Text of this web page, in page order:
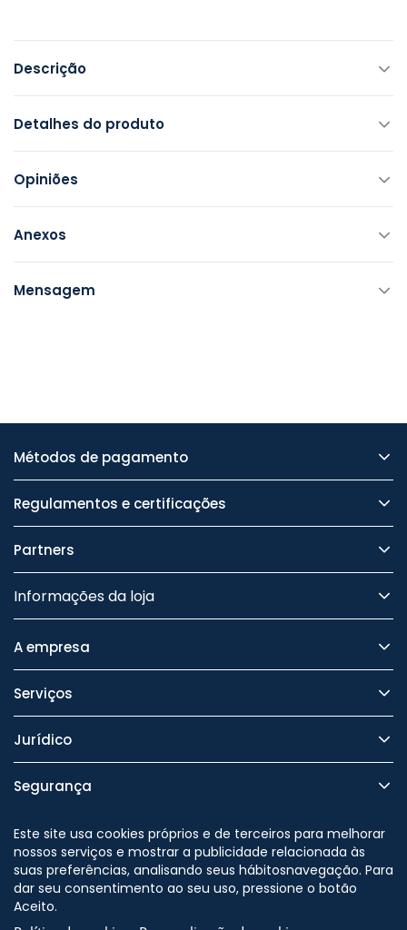
Descrição
Detalhes do produto
Opiniões
Anexos
Mensagem
Métodos de pagamento
Regulamentos e certificações
Partners
Informações da loja
A empresa
Serviços
Jurídico
Segurança
Este site usa cookies próprios e de terceiros para melhorar
nossos serviços e mostrar a publicidade relacionada às
suas preferências, analisando seus hábitosnavegação. Para
dar seu consentimento ao seu uso, pressione o botão
Aceito.
Nos siga no